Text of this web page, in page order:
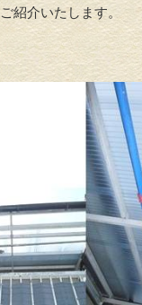
紹介いたします。